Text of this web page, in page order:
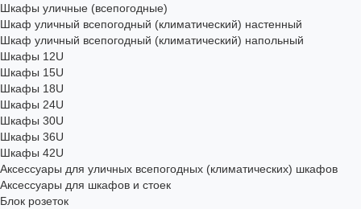
Шкафы уличные (всепогодные)
Шкаф уличный всепогодный (климатический) настенный
Шкаф уличный всепогодный (климатический) напольный
Шкафы 12U
Шкафы 15U
Шкафы 18U
Шкафы 24U
Шкафы 30U
Шкафы 36U
Шкафы 42U
Аксессуары для уличных всепогодных (климатических) шкафов
Аксессуары для шкафов и стоек
Блок розеток